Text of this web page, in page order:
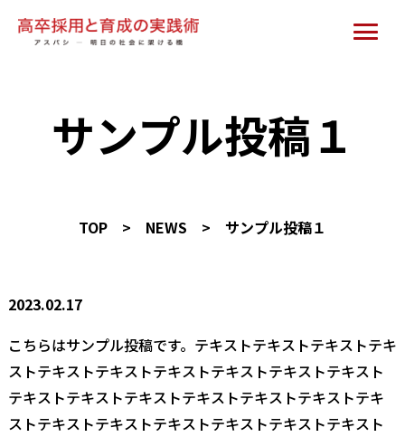
サンプル投稿１
TOP > NEWS > サンプル投稿１
2023.02.17
こちらはサンプル投稿です。テキストテキストテキストテキ
ストテキストテキストテキストテキストテキストテキスト
テキストテキストテキストテキストテキストテキストテキ
ストテキストテキストテキストテキストテキストテキスト